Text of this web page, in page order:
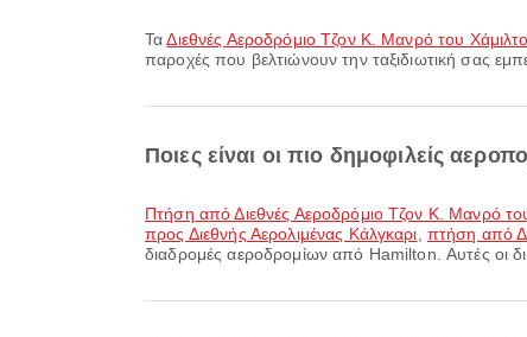
ΤαΔιεθνές Αεροδρόμιο Τζον Κ. Μανρό του
παροχές που βελτιώνουν την ταξιδιωτική σας
Ποιες είναι οι πιο δημοφιλείς
πτήση από Διεθνές Αεροδρόμιο Τζον Κ. Μανρό
προς Διεθνής Αερολιμένας Κάλγκαρι πτήση από
διαδρομές αεροδρομίων από Hamilton. Αυτές οι